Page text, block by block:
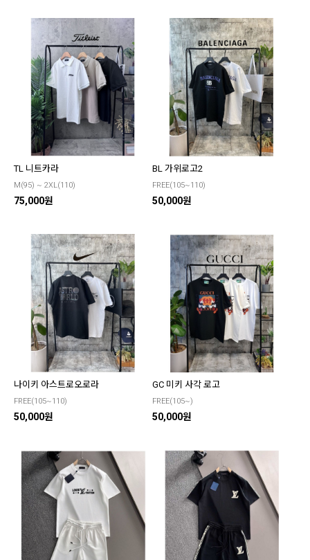
TL 니트카라
M(95) ~ 2XL(110)
75,000원
BL 가위로고2
FREE(105~110)
50,000원
나이키 아스트로오로라
FREE(105~110)
50,000원
GC 미키 사각 로고
FREE(105~)
50,000원